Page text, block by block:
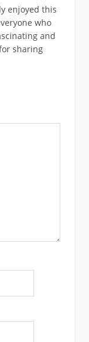
enjoyed this
who
and
sharing